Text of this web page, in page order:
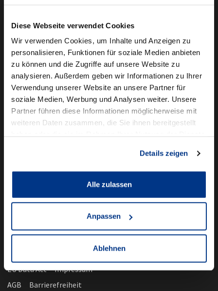
Diese Webseite verwendet Cookies
Wir verwenden Cookies, um Inhalte und Anzeigen zu
personalisieren, Funktionen für soziale Medien anbieten
zu können und die Zugriffe auf unsere Website zu
analysieren. Außerdem geben wir Informationen zu Ihrer
Verwendung unserer Website an unsere Partner für
soziale Medien, Werbung und Analysen weiter. Unsere
Partner führen diese Informationen möglicherweise mit
weiteren Daten zusammen, die Sie ihnen bereitgestellt
Details zeigen
Alle zulassen
Anpassen
Ablehnen
Online-Terminbuchung
Für Geschäftskunden
Audi Business
BMW Geschäftskunden
Volkswagen Professional Class
Autowelt Schmidt
News & Events
Ausbildung
EU Data Act
Impressum
AGB
Barrierefreiheit